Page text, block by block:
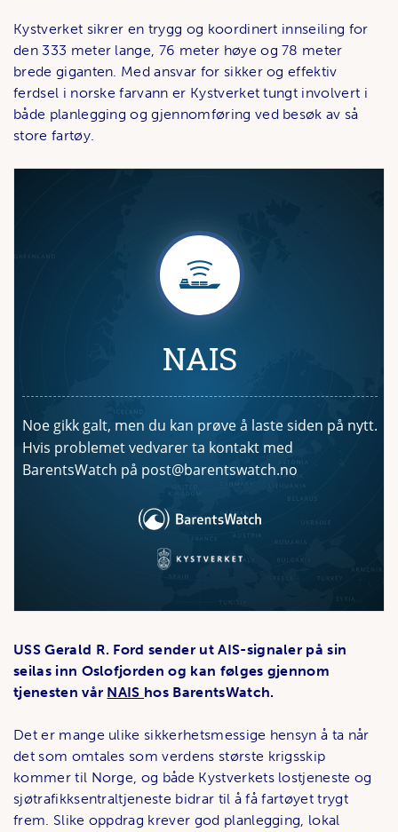
Kystverket sikrer en trygg og koordinert innseiling for
den 333 meter lange, 76 meter høye og 78 meter
brede giganten. Med ansvar for sikker og effektiv
ferdsel i norske farvann er Kystverket tungt involvert i
både planlegging og gjennomføring ved besøk av så
store fartøy.
USS Gerald R. Ford sender ut AIS-signaler på sin
seilas inn Oslofjorden og kan følges gjennom
tjenesten vår NAIS hos BarentsWatch.
Det er mange ulike sikkerhetsmessige hensyn å ta når
det som omtales som verdens største krigsskip
kommer til Norge, og både Kystverkets lostjeneste og
sjøtrafikksentraltjeneste bidrar til å få fartøyet trygt
frem. Slike oppdrag krever god planlegging, lokal